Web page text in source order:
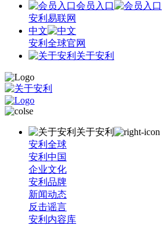
会员入口
安利易联网
中文
安利全球官网
关于安利
关于安利
安利全球
安利中国
企业文化
安利品牌
新闻动态
反击谣言
安利内容库